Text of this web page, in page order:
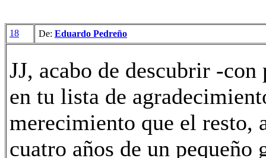
18 De: Eduardo Pedreño
JJ, acabo de descubrir -
en tu lista de
merecimiento que el resto,
cuatro años de un pequeño